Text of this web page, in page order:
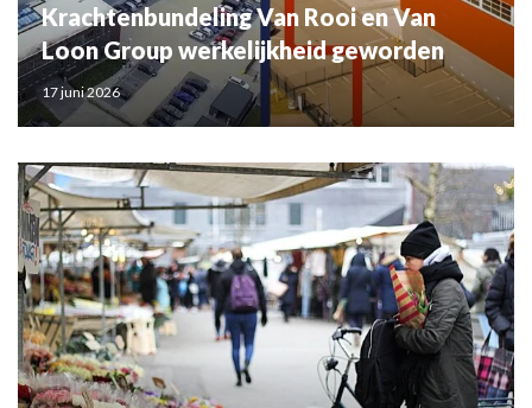
Krachtenbundeling Van Rooi en Van
Loon Group werkelijkheid geworden
17 juni 2026